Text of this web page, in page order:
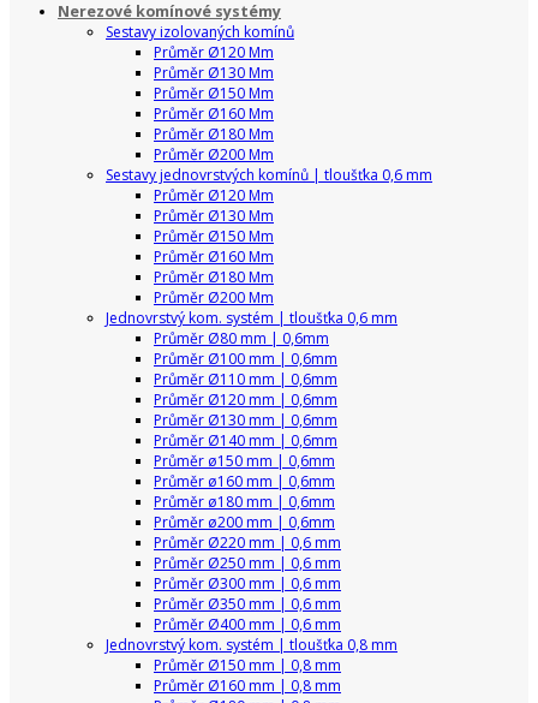
Nerezové komínové systémy
Sestavy izolovaných komínů
Průměr Ø120 Mm
Průměr Ø130 Mm
Průměr Ø150 Mm
Průměr Ø160 Mm
Průměr Ø180 Mm
Průměr Ø200 Mm
Sestavy jednovrstvých komínů | tloušťka 0,6 mm
Průměr Ø120 Mm
Průměr Ø130 Mm
Průměr Ø150 Mm
Průměr Ø160 Mm
Průměr Ø180 Mm
Průměr Ø200 Mm
Jednovrstvý kom. systém | tloušťka 0,6 mm
Průměr Ø80 mm | 0,6mm
Průměr Ø100 mm | 0,6mm
Průměr Ø110 mm | 0,6mm
Průměr Ø120 mm | 0,6mm
Průměr Ø130 mm | 0,6mm
Průměr Ø140 mm | 0,6mm
Průměr ø150 mm | 0,6mm
Průměr ø160 mm | 0,6mm
Průměr ø180 mm | 0,6mm
Průměr ø200 mm | 0,6mm
Průměr Ø220 mm | 0,6 mm
Průměr Ø250 mm | 0,6 mm
Průměr Ø300 mm | 0,6 mm
Průměr Ø350 mm | 0,6 mm
Průměr Ø400 mm | 0,6 mm
Jednovrstvý kom. systém | tloušťka 0,8 mm
Průměr Ø150 mm | 0,8 mm
Průměr Ø160 mm | 0,8 mm